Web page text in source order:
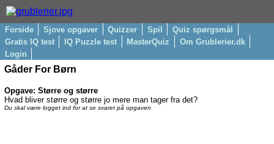
Forside Sjove opgaver Quizzer Spil
Quiz spørgsmål
Gratis IQ test
IQ Puzzle test MasterQuiz
Om Grublerier.dk
Login
Gåder For Børn
Opgave: Større og større
Hvad bliver større og større jo mere man tager fra det?
Du skal være logget ind for at se svaret på opgaven